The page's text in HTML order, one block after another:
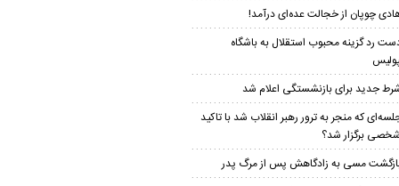
چوپان از خجالت عده‌ای درآمد!
رد گزینه محبوب استقلال به باشگاه
جدید برای بازنشستگی اعلام شد
که منجر به ترور رهبر انقلاب شد با تاکید
برگزار شد؟
مسی به زادگاهش پس از مرگ پدر